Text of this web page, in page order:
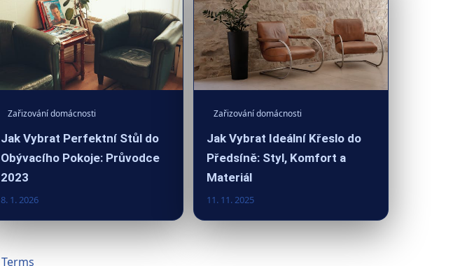
Zařizování domácnosti
Jak Vybrat Perfektní Stůl do
Obývacího Pokoje: Průvodce
2023
8. 1. 2026
Zařizování domácnosti
Jak Vybrat Ideální Křeslo do
Předsíně: Styl, Komfort a
Materiál
11. 11. 2025
Terms